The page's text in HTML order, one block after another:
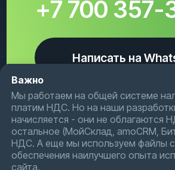
Важно
Мы работаем на общей системе
платим НДС. Но на наши
начисляется - они не облагаются
остальное (МойСклад, amoCRM,
НДС. А еще мы используем файлы
обеспечения наилучшего опыта
сайта.